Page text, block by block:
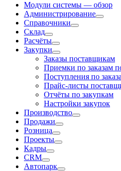
Модули системы — обзор
Администрирование
Справочники
Склад
Расчёты
Закупки
Заказы поставщикам
Приемки по заказам
Поступления по
Прайс-листы
Отчёты по закупкам
Настройки закупок
Производство
Продажи
Розница
Проекты
Кадры
CRM
Автопарк